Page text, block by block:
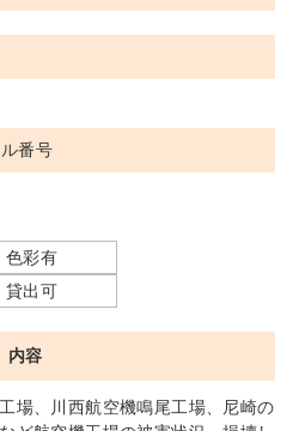
番号
色彩有
貸出可
内容
場、川西航空機鳴尾工場、尼崎の